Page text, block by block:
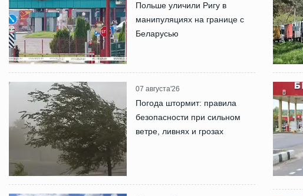
Польше уличили Ригу в
манипуляциях на границе с
Беларусью
07 августа'26
Погода штормит: правила
безопасности при сильном
ветре, ливнях и грозах